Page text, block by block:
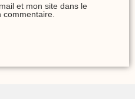
et mon site dans le